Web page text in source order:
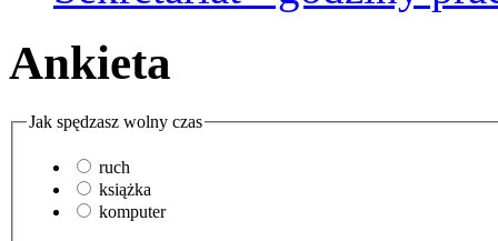
Ankieta
Jak spędzasz wolny czas
ruch
książka
komputer